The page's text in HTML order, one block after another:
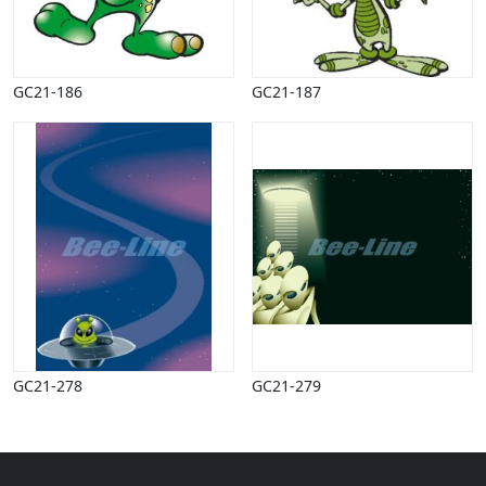
Halloween
Håndværk
Huse, bygninger
Jul
Kærlighed, bryllup
Kommunikation, nyhedsformidling
Køretøjer
Landbrug
Lov, orden
Lyd, billede
Mad, drikke
Mærkedage
Marked, kræmmere
Natur
GC21-186 GC21-187
GC21-278 GC21-279